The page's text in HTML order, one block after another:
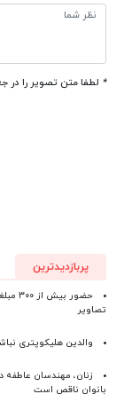
* لطفا متن تصویر را در
پربازدیدترین
حضور
تصاویر
والدین هلیکوپتری
زنان، مهندسان
بانوان ناقص است